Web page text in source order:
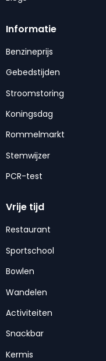
Informatie
Benzineprijs
Gebedstijden
Stroomstoring
Koningsdag
Rommelmarkt
Stemwijzer
PCR-test
Vrije tijd
Restaurant
Sportschool
Bowlen
Wandelen
Activiteiten
Snackbar
Kermis